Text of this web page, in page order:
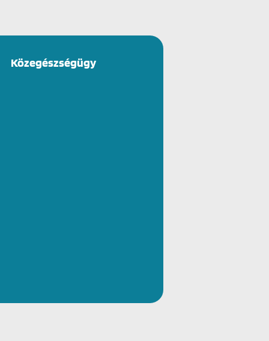
Közegészségügy